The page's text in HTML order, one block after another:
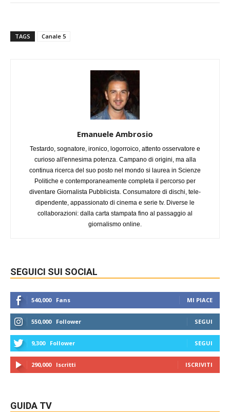
TAGS Canale 5
Emanuele Ambrosio
Testardo, sognatore, ironico, logorroico, attento osservatore e
curioso all'ennesima potenza. Campano di origini, ma alla
continua ricerca del suo posto nel mondo si laurea in Scienze
Politiche e contemporaneamente completa il percorso per
diventare Giornalista Pubblicista. Consumatore di dischi, tele-
dipendente, appassionato di cinema e serie tv. Diverse le
collaborazioni: dalla carta stampata fino al passaggio al
giornalismo online.
SEGUICI SUI SOCIAL
540,000 Fans MI PIACE
550,000 Follower SEGUI
9,300 Follower SEGUI
290,000 Iscritti ISCRIVITI
GUIDA TV